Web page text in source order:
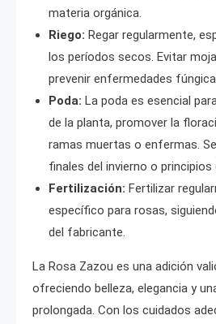
materia orgánica.
Riego: Regar regularmente,
los períodos secos. Evitar
prevenir enfermedades
Poda: La poda es esencial
de la planta, promover la
ramas muertas o enfermas.
finales del invierno o principios
Fertilización: Fertilizar
específico para rosas,
del fabricante.
La Rosa Zazou es una adición
ofreciendo belleza, elegancia y
prolongada. Con los cuidados